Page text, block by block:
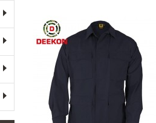
สาธารณรัฐอิเควทอเรียลกินี